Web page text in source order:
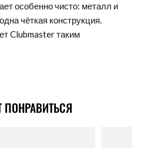
особенно чисто: металл и
чёткая конструкция.
Clubmaster таким